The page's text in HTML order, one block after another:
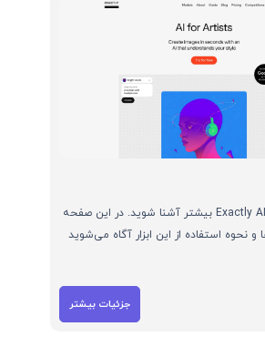
با هوش مصنوعی Exactly AI بیشتر آشنا شوید. در این صفحه
و نحوه استفاده از این ابزار آگاه می‌شوید
جزئیات بیشتر